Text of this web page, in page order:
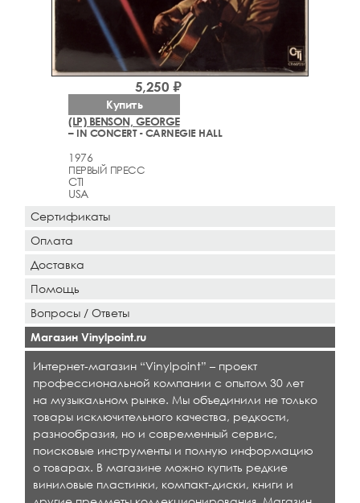
(LP) BENSON, GEORGE
– IN CONCERT - CARNEGIE HALL
1976
ПЕРВЫЙ ПРЕСС
CTI
USA
5,250 ₽
Купить
Сертификаты
Оплата
Доставка
Помощь
Вопросы / Ответы
Магазин Vinylpoint.ru
Интернет-магазин “Vinylpoint” – проект
профессиональной компании с опытом 30 лет
на музыкальном рынке. Мы объединили не только
товары исключительного качества, редкости,
разнообразия, но и современный сервис,
поисковые инструменты и полную информацию
о товарах. В магазине можно купить редкие
виниловые пластинки, компакт-диски, книги и